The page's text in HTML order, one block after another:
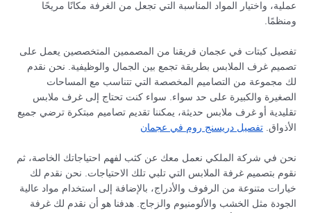
عملية، واختيار المواد المناسبة التي تجعل من الغرفة مكانًا مريحًا
ومنظمًا.
تفصيل كبتات في عجمان فريقنا من المصممين المتخصصين يعمل على
تصميم غرف الملابس بطريقة تجمع بين الجمال والوظيفية. نحن نقدم
لك مجموعة من التصاميم المخصصة التي تتناسب مع المساحات
الصغيرة والكبيرة على حد سواء. سواء كنت تحتاج إلى غرف ملابس
تقليدية أو غرف ملابس حديثة، يمكننا تقديم تصاميم مبتكرة ترضي جميع
الأذواق.تفصيل دريسنج روم في عجمان
نحن في شركة الملكي نعمل معك عن كثب لفهم احتياجاتك الخاصة، ثم
نقوم بتصميم غرفة الملابس التي تلبي تلك الاحتياجات. نحن نقدم لك
خيارات متنوعة من الرفوف والأدراج، بالإضافة إلى استخدام مواد عالية
الجودة مثل الخشب والألومنيوم والزجاج. هدفنا هو أن نقدم لك غرفة